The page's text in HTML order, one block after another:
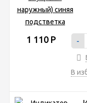
1 110 Р -
В